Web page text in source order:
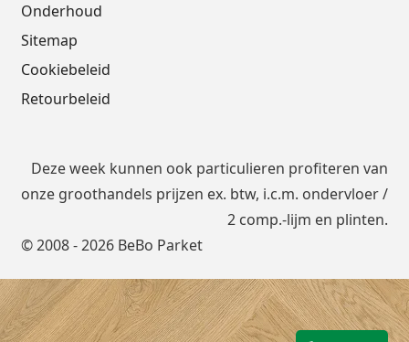
Onderhoud
Sitemap
Cookiebeleid
Retourbeleid
© 2008 - 2026 BeBo Parket
Deze week kunnen ook particulieren profiteren van
onze groothandels prijzen ex. btw, i.c.m. ondervloer/
2 comp.-lijm en plinten.